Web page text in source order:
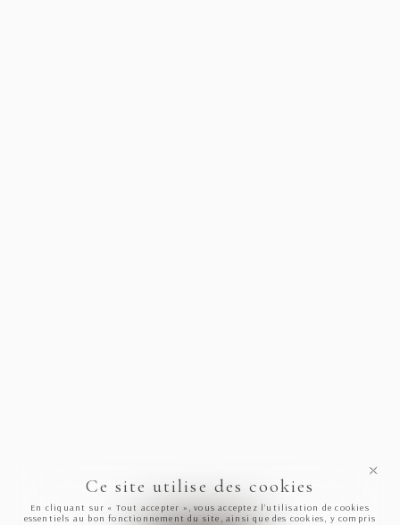
Ce site utilise des cookies
En cliquant sur « Tout accepter », vous acceptez l’utilisation de cookies
essentiels au bon fonctionnement du site, ainsi que des cookies, y compris